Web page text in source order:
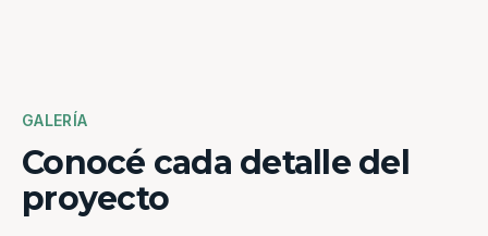
GALERÍA
Conocé cada detalle del
proyecto